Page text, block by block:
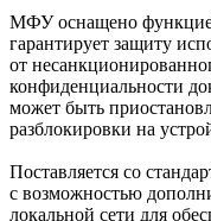
МФУ оснащено
гарантирует защиту
от
конфиденциальности
может быть
разблокировки на
Поставляется со
с возможностью
локальной сети для